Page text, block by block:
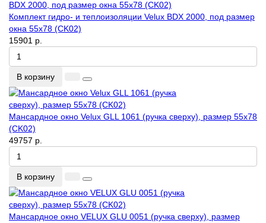
Комплект гидро- и теплоизоляции Velux BDX 2000, под размер
окна 55x78 (CK02)
15901 р.
В корзину
Мансардное окно Velux GLL 1061 (ручка сверху), размер 55x78
(CK02)
49757 р.
В корзину
Мансардное окно VELUX GLU 0051 (ручка сверху), размер